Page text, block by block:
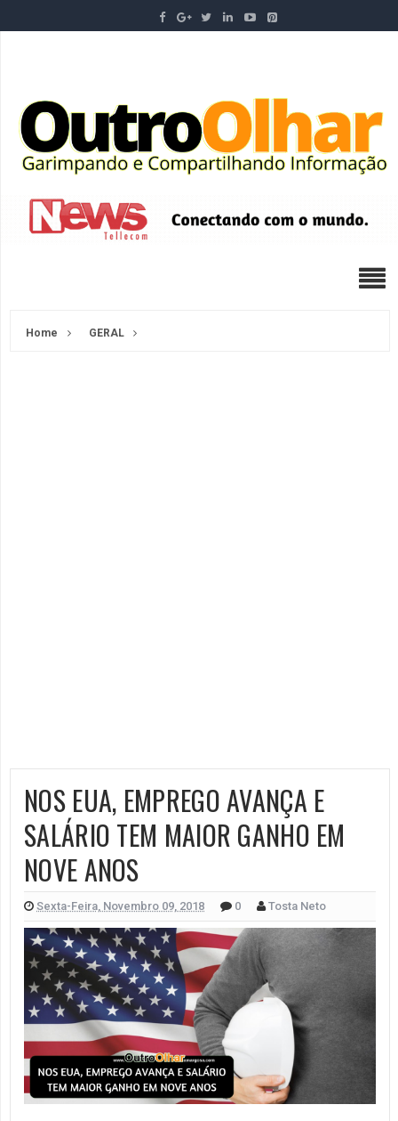
Home GERAL
NOS EUA, EMPREGO AVANÇA E
SALÁRIO TEM MAIOR GANHO EM
NOVE ANOS
Sexta-Feira, Novembro 09, 2018 0 Tosta Neto